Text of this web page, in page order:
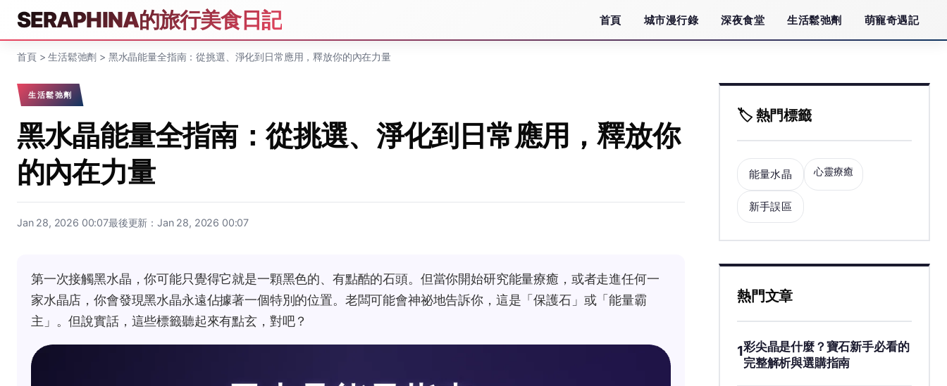
SERAPHINA的旅行美食日記 首頁 城市漫行錄 深夜食堂 生活鬆弛劑 萌寵奇遇記
首頁>生活鬆弛劑 > 黑水晶能量全指南：從挑選、淨化到日常應用，釋放你的內在力量
生活鬆弛劑
黑水晶能量全指南：從挑選、淨化到日常應用，釋放你
的內在力量
Jan 28, 2026 00:07最後更新：Jan 28, 2026 00:07
第一次接觸黑水晶，你可能只覺得它就是一顆黑色的、有點酷的石頭。但當你開始研究能量療癒，或者走進任何一
家水晶店，你會發現黑水晶永遠佔據著一個特別的位置。老闆可能會神祕地告訴你，這是「保護石」或「能量霸
主」。但說實話，這些標籤聽起來有點玄，對吧？
🏷️ 熱門標籤
能量水晶 心靈療癒
新手誤區
熱門文章
1彩尖晶是什麼？寶石新手必看的
完整解析與選購指南